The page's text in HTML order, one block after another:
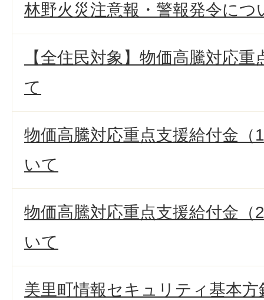
林野火災注意報・警報発令につ
【全住民対象】物価高騰対応
て
物価高騰対応重点支援給付金（
いて
物価高騰対応重点支援給付金（
いて
美里町情報セキュリティ基本